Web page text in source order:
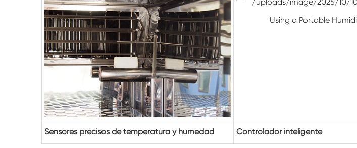
Cámara de la coctelera de
Sensores precisos de temperatura y humedad Controlador inteligente